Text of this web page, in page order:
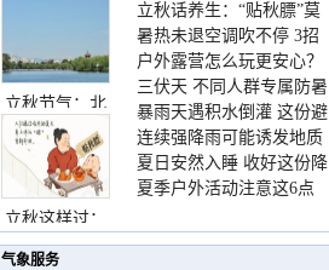
立秋节气：北
立秋这样过：
立秋话养生：“贴秋膘”莫
着急 先清暑再防燥
暑热未退空调吹不停 3招
护住肩颈不酸痛
户外露营怎么玩更安心？
这份攻略请收好
三伏天 不同人群专属防暑
要点请收好
暴雨天遇积水倒灌 这份避
险提示请收好
连续强降雨可能诱发地质
灾害 这些前兆要知道
夏日安然入睡 收好这份降
温小贴士
夏季户外活动注意这6点
气象服务